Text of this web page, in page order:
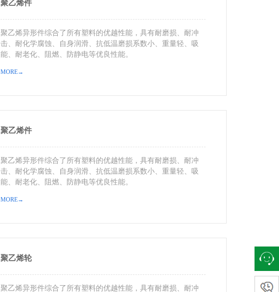
聚乙烯件
聚乙烯异形件综合了所有塑料的优越性能，具有耐磨损、耐冲
击、耐化学腐蚀、自身润滑、抗低温磨损系数小、重量轻、吸
能、耐老化、阻燃、防静电等优良性能。
MORE→
聚乙烯件
聚乙烯异形件综合了所有塑料的优越性能，具有耐磨损、耐冲
击、耐化学腐蚀、自身润滑、抗低温磨损系数小、重量轻、吸
能、耐老化、阻燃、防静电等优良性能。
MORE→
聚乙烯轮
聚乙烯异形件综合了所有塑料的优越性能，具有耐磨损、耐冲